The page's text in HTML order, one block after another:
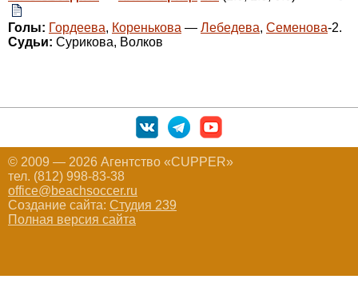
Голы: Гордеева, Коренькова — Лебедева, Семенова-2.
Судьи: Сурикова, Волков
© 2009 — 2026 Агентство «CUPPER»
тел. (812) 998-83-38
office@beachsoccer.ru
Создание сайта: Студия 239
Полная версия сайта